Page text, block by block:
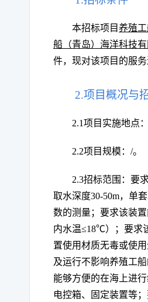
本招标项目养殖
船（青岛）海洋科技有
件，现对该项目的服
2.项目概况与
2.1项目实施地点：
2.2项目规模： /。
2.3招标范围： 要
取水深度30-50m，单
数的测量；要求该装
内水温≤18℃）；要求
置使用材质无毒或使
及运行不影响养殖工
能够方便的在海上进行
电控箱、固定装置等；